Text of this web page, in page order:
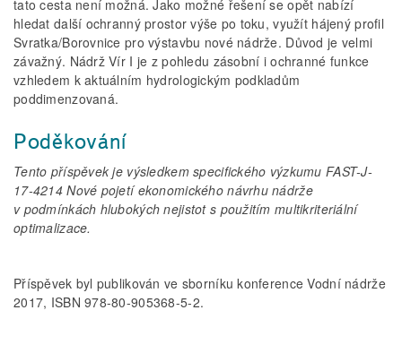
tato cesta není možná. Jako možné řešení se opět nabízí
hledat další ochranný prostor výše po toku, využít hájený profil
Svratka/Borovnice pro výstavbu nové nádrže. Důvod je velmi
závažný. Nádrž Vír I je z pohledu zásobní i ochranné funkce
vzhledem k aktuálním hydrologickým podkladům
poddimenzovaná.
Poděkování
Tento příspěvek je výsledkem specifického výzkumu FAST-J-
17-4214 Nové pojetí ekonomického návrhu nádrže
v podmínkách hlubokých nejistot s použitím multikriteriální
optimalizace.
Příspěvek byl publikován ve sborníku konference Vodní nádrže
2017, ISBN 978-80-905368-5-2.